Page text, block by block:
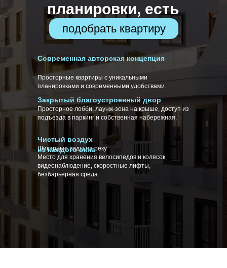
планировки, есть
террасы
подобрать квартиру
Просторные квартиры с уникальными
планировками и современными удобствами.
Просторное лобби, лаунж-зона на крыше, доступ из
подъезда в паркинг и собственная набережная.
Шикарные виды на реку
Место для хранения велосипедов и колясок,
видеонаблюдение, скоростные лифты,
безбарьерная среда
Современная авторская концепция
Закрытый благоустроенный двор
Чистый воздух
из каждого окна